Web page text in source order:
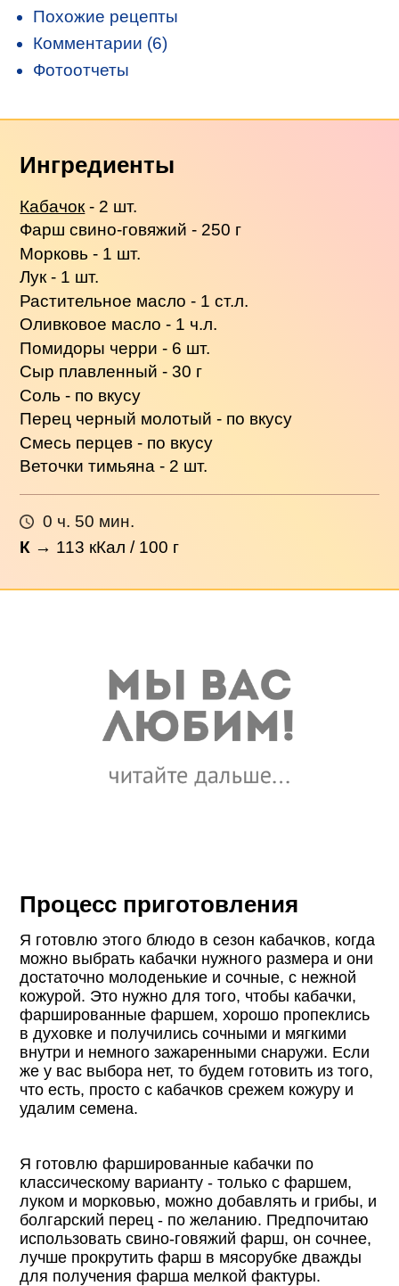
Похожие рецепты
Комментарии (6)
Фотоотчеты
Ингредиенты
Кабачок - 2 шт.
Фарш свино-говяжий - 250 г
Морковь - 1 шт.
Лук - 1 шт.
Растительное масло - 1 ст.л.
Оливковое масло - 1 ч.л.
Помидоры черри - 6 шт.
Сыр плавленный - 30 г
Соль - по вкусу
Перец черный молотый - по вкусу
Смесь перцев - по вкусу
Веточки тимьяна - 2 шт.
0 ч. 50 мин.
К → 113 кКал / 100 г
Процесс приготовления
Я готовлю этого блюдо в сезон кабачков, когда
можно выбрать кабачки нужного размера и они
достаточно молоденькие и сочные, с нежной
кожурой. Это нужно для того, чтобы кабачки,
фаршированные фаршем, хорошо пропеклись
в духовке и получились сочными и мягкими
внутри и немного зажаренными снаружи. Если
же у вас выбора нет, то будем готовить из того,
что есть, просто с кабачков срежем кожуру и
удалим семена.
Я готовлю фаршированные кабачки по
классическому варианту - только с фаршем,
луком и морковью, можно добавлять и грибы, и
болгарский перец - по желанию. Предпочитаю
использовать свино-говяжий фарш, он сочнее,
лучше прокрутить фарш в мясорубке дважды
для получения фарша мелкой фактуры.